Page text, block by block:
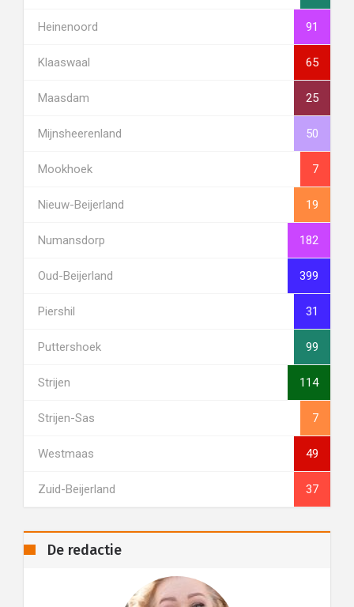
Heinenoord 91
Klaaswaal 65
Maasdam 25
Mijnsheerenland 50
Mookhoek 7
Nieuw-Beijerland 19
Numansdorp 182
Oud-Beijerland 399
Piershil 31
Puttershoek 99
Strijen 114
Strijen-Sas 7
Westmaas 49
Zuid-Beijerland 37
De redactie